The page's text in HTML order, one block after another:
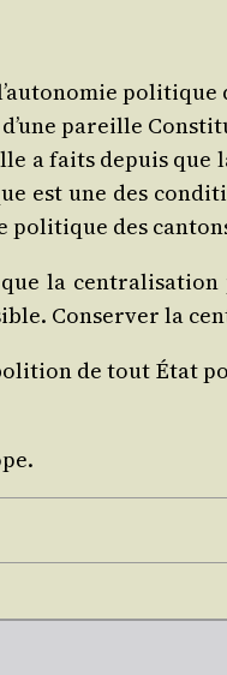
pareille
a faits depuis
est une des
poli­tique des
la
Conser­ver la
de tout